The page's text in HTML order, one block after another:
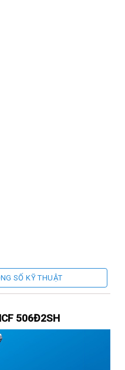
SỐ KỸ THUẬT
506Đ2SH